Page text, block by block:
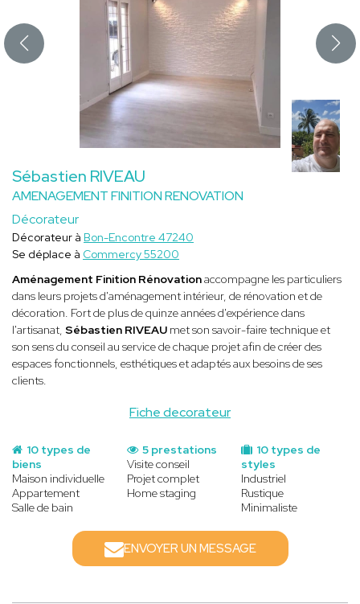
Sébastien RIVEAU
AMENAGEMENT FINITION RENOVATION
Décorateur
Fiche decorateur
Décorateur à Bon-Encontre 47240
Se déplace à Commercy 55200
Aménagement Finition Rénovationaccompagne les particuliers
dans leurs projets d'aménagement intérieur, de rénovation et de
décoration. Fort de plus de quinze années d'expérience dans
l'artisanat, Sébastien RIVEAU met son savoir-faire technique et
son sens du conseil au service de chaque projet afin de créer des
espaces fonctionnels, esthétiques et adaptés aux besoins de ses
clients.
10 types de
biens
Maison individuelle
Appartement
Salle de bain
10 types de
styles
Industriel
Rustique
Minimaliste
5 prestations
Visite conseil
Projet complet
Home staging
ENVOYER UN MESSAGE